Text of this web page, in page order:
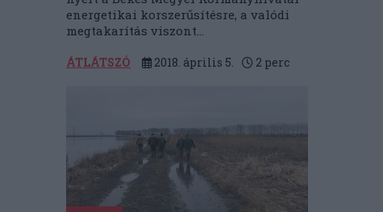
energetikai korszerűsítésre, a valódi
megtakarítás viszont...
ÁTLÁTSZÓ 2018. április 5. 2 perc